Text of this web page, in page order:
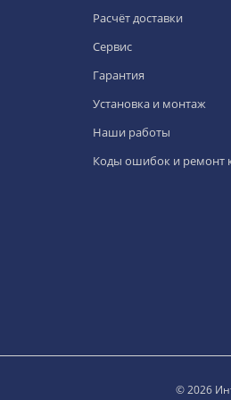
Расчёт доставки
Сервис
Гарантия
Установка и монтаж
Наши работы
Коды ошибок и ремонт
© 2026